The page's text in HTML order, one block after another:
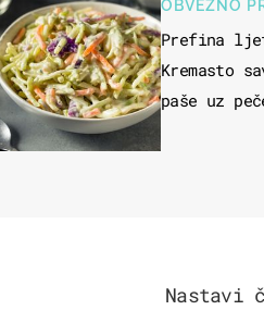
OBVEZNO
Prefina
Kremasto
paše uz
Nastavi